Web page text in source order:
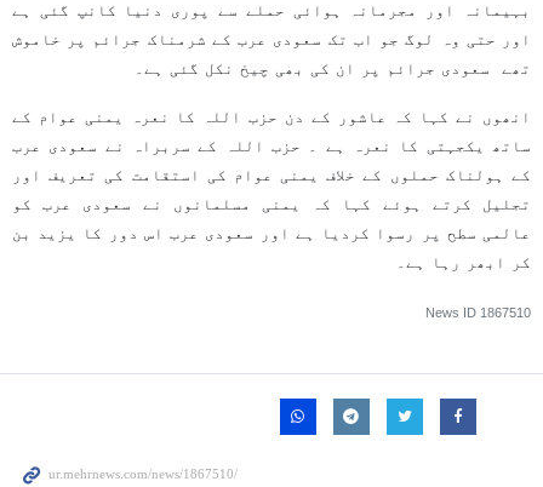
بہیمانہ اور مجرمانہ ہوائی حملے سے پوری دنیا کانپ گئی ہے
اور حتی وہ لوگ جو اب تک سعودی عرب کے شرمناک جرائم پر خاموش
تھے سعودی جرائم پر ان کی بھی چیخ نکل گئی ہے۔
انھوں نے کہا کہ عاشور کے دن حزب اللہ کا نعرہ یمنی عوام کے
ساتھ یکجہتی کا نعرہ ہے ۔ حزب اللہ کے سربراہ نے سعودی عرب
کے ہولناک حملوں کے خلاف یمنی عوام کی استقامت کی تعریف اور
تجلیل کرتے ہوئے کہا کہ یمنی مسلمانوں نے سعودی عرب کو
عالمی سطح پر رسوا کردیا ہے اور سعودی عرب اس دور کا یزید بن
کر ابھر رہا ہے۔
News ID 1867510